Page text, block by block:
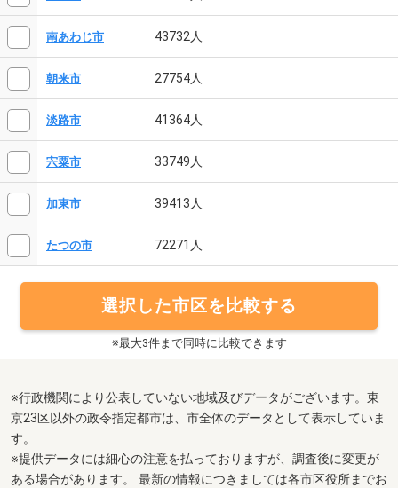
南あわじ市 43732人
朝来市 27754人
淡路市 41364人
宍粟市 33749人
加東市 39413人
たつの市 72271人
選択した市区を比較する
※最大3件まで同時に比較できます
※行政機関により公表していない地域及びデータがございます。東
京23区以外の政令指定都市は、市全体のデータとして表示していま
す。
※提供データには細心の注意を払っておりますが、調査後に変更が
ある場合があります。 最新の情報につきましては各市区役所までお